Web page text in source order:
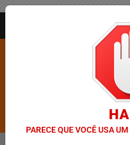
Pesquisar Notícia
PARECE QUE VOCÊ USA